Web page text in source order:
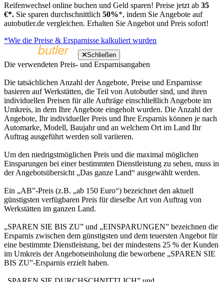
Reifenwechsel online buchen und Geld sparen! Preise jetzt ab 35
€*. Sie sparen durchschnittlich 50%*, indem Sie Angebote auf
autobutler.de vergleichen. Erhalten Sie Angebot und Preis sofort!
*Wie die Preise & Ersparnisse kalkuliert wurden
Schließen
Die verwendeten Preis- und Ersparnisangaben
Die tatsächlichen Anzahl der Angebote, Preise und Ersparnisse
basieren auf Werkstätten, die Teil von Autobutler sind, und ihren
individuellen Preisen für alle Aufträge einschließlich Angebote im
Umkreis, in dem Ihre Angebote eingeholt wurden. Die Anzahl der
Angebote, Ihr individueller Preis und Ihre Ersparnis können je nach
Automarke, Modell, Baujahr und an welchem Ort im Land Ihr
Auftrag ausgeführt werden soll variieren.
Um den niedrigstmöglichen Preis und die maximal möglichen
Einsparungen bei einer bestimmten Dienstleistung zu sehen, muss in
der Angebotsübersicht „Das ganze Land“ ausgewählt werden.
Ein „AB”-Preis (z.B. „ab 150 Euro“) bezeichnet den aktuell
günstigsten verfügbaren Preis für dieselbe Art von Auftrag von
Werkstätten im ganzen Land.
„SPAREN SIE BIS ZU” und „EINSPARUNGEN” bezeichnen die
Ersparnis zwischen dem günstigsten und dem teuersten Angebot für
eine bestimmte Dienstleistung, bei der mindestens 25 % der Kunden
im Umkreis der Angebotseinholung die beworbene „SPAREN SIE
BIS ZU”-Ersparnis erzielt haben.